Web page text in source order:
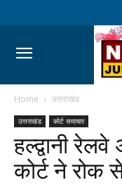
Home उत्तराखंड
उत्तराखंड कोर्ट समाचार
हल्द्वानी
कोर्ट ने रोक